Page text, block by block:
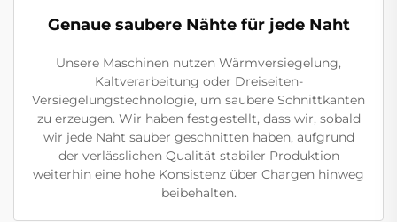
Genaue saubere Nähte für jede Naht
Unsere Maschinen nutzen Wärmversiegelung,
Kaltverarbeitung oder Dreiseiten-
Versiegelungstechnologie, um saubere Schnittkanten
zu erzeugen. Wir haben festgestellt, dass wir, sobald
wir jede Naht sauber geschnitten haben, aufgrund
der verlässlichen Qualität stabiler Produktion
weiterhin eine hohe Konsistenz über Chargen hinweg
beibehalten.